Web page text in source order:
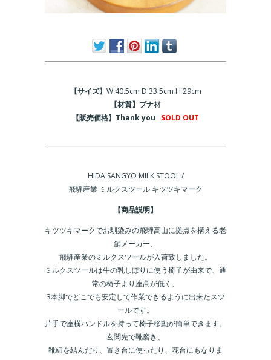
【サイズ】 W 40.5cm D 33.5cm H 29cm
【材質】ブナ材
【販売価格】Thank you SOLD OUT
HIDA SANGYO MILK STOOL /
飛騨産業 ミルクスツール キツツキマーク
【商品説明】
キツツキマークでお馴染みの飛騨高山に拠点を構える老
舗メーカー、
飛騨産業のミルクスツールが入荷致しました。
ミルクスツールは牛の乳しぼりに使う椅子が由来で、通
常の椅子より座高が低く、
3本脚でどこでも安定して作業できるように出来たスツ
ールです。
片手で座横ハンドルを持って椅子移動が簡単できます。
玄関先で靴磨き、
靴紐を結んだり、置き台に使ったり、花台にもなりま